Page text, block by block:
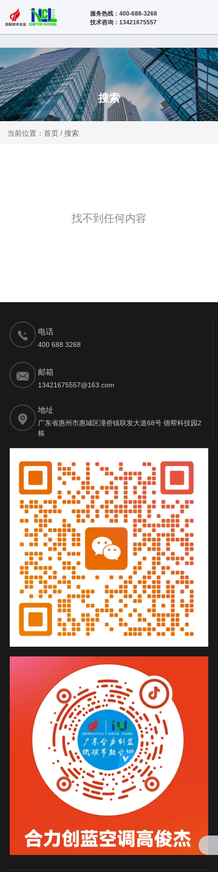
服务热线：400-688-3268
技术咨询：13421675557
搜索
当前位置：首页 / 搜索
找不到任何内容
电话
400 688 3268
邮箱
13421675557@163.com
地址
广东省惠州市惠城区潼侨镇联发大道68号 德帮科技园2
栋